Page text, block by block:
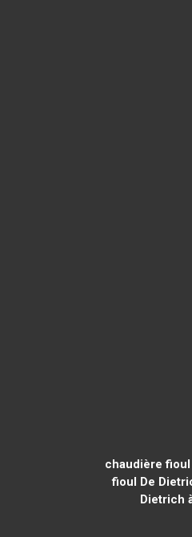
chaudière fioul
fioul De
Dietrich